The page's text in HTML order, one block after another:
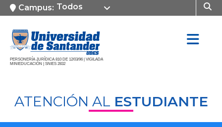
Campus: Todos
PERSONERÍA JURÍDICA 810 DE 12/03/96 | VIGILADA
MINIEDUCACIÓN | SNIES 2832
ATENCIÓN AL ESTUDIANTE